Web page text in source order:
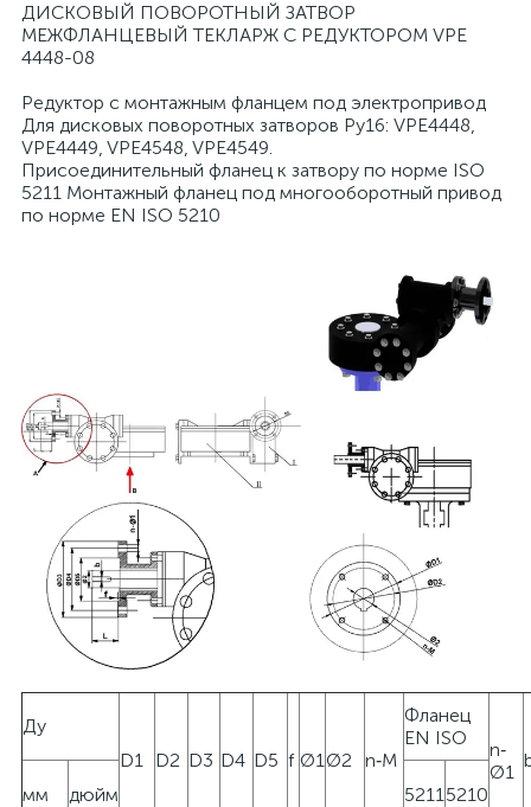
ДИСКОВЫЙ ПОВОРОТНЫЙ ЗАТВОР
МЕЖФЛАНЦЕВЫЙ ТЕКЛАРЖ С РЕДУКТОРОМ VPE
4448-08
Редуктор с монтажным фланцем под электропривод
Для дисковых поворотных затворов Ру16: VPE4448,
VPE4449, VPE4548, VPE4549.
Присоединительный фланец к затвору по норме ISO
5211 Монтажный фланец под многооборотный привод
по норме EN ISO 5210
Ду
D1
D2 D3 D4 D5 f Ø1 Ø2 n‐M
Фланец
EN ISO
n‐
Ø1
мм
дюйм 5211 5210